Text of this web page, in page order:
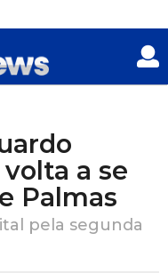
a se
Palmas
pela segunda